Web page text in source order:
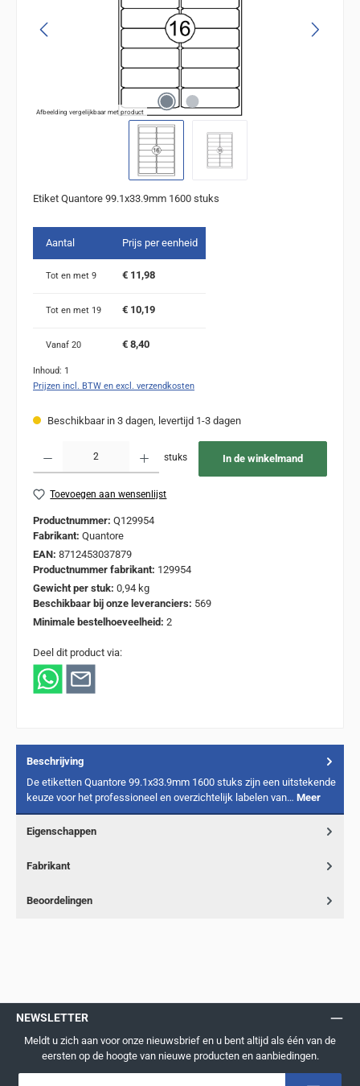
Afbeelding vergelijkbaar met product
Etiket Quantore 99.1x33.9mm 1600 stuks
Aantal Prijs per eenheid
Tot en met 9 € 11,98
Tot en met 19 € 10,19
Vanaf 20 € 8,40
Inhoud: 1
Prijzen incl. BTW en excl. verzendkosten
Beschikbaar in 3 dagen, levertijd 1-3 dagen
stuks In de winkelmand
Toevoegen aan wensenlijst
Productnummer: Q129954
Fabrikant: Quantore
EAN: 8712453037879
Productnummer fabrikant: 129954
Gewicht per stuk: 0,94 kg
Beschikbaar bij onze leveranciers: 569
Minimale bestelhoeveelheid: 2
Deel dit product via:
Beschrijving
De etiketten Quantore 99.1x33.9mm 1600 stuks zijn een uitstekende
keuze voor het professioneel en overzichtelijk labelen van… Meer
Eigenschappen
Fabrikant
Beoordelingen
NEWSLETTER
Meldt u zich aan voor onze nieuwsbrief en u bent altijd als één van de
eersten op de hoogte van nieuwe producten en aanbiedingen.